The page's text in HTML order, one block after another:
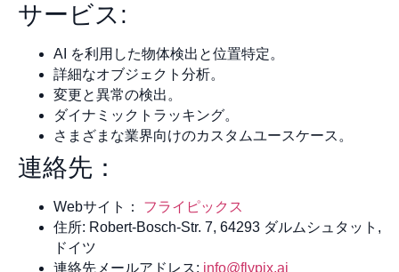
サービス:
AI を利用した物体検出と位置特定。
詳細なオブジェクト分析。
変更と異常の検出。
ダイナミックトラッキング。
さまざまな業界向けのカスタムユースケース。
連絡先：
Webサイト： フライピックス
住所: Robert-Bosch-Str. 7, 64293 ダルムシュタット,
ドイツ
連絡先メールアドレス: info@flypix.ai